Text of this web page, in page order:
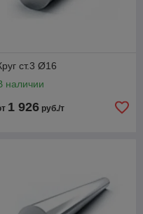
ст.3 Ø16
наличии
1 926 руб./т